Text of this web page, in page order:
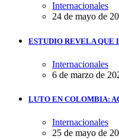
Internacionales
24 de mayo de
ESTUDIO REVELA QUE
Internacionales
6 de marzo de
LUTO EN COLOMBIA:
Internacionales
25 de mayo de